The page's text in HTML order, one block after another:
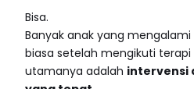
Bisa.
Banyak anak yang
biasa setelah mengikuti terapi
utamanya adalah intervensi